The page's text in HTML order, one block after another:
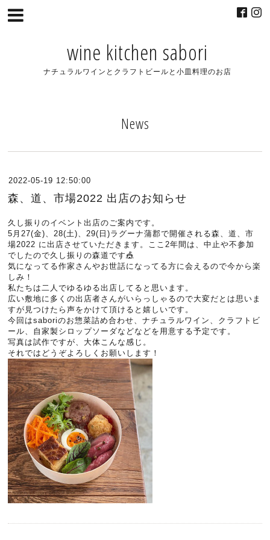
wine kitchen sabori
ナチュラルワインとクラフトビールと小皿料理のお店
News
2022-05-19 12:50:00
森、道、市場2022 出店のお知らせ
久し振りのイベント出店のご案内です。
5月27(金)、28(土)、29(日)ラグーナ蒲郡で開催される森、道、市
場2022 に出店させていただきます。ここ2年間は、中止や不参加
でしたので久し振りの森道です🎪
気になってる作家さんやお世話になってる方に会えるので今から楽
しみ！
私たちは二人でゆるゆる出店してると思います。
広い敷地に多くの出店者さんがいらっしゃるので大変だとは思いま
すが見つけたら声をかけて頂けると嬉しいです。
今回はsaboriのお惣菜詰め合わせ、ナチュラルワイン、クラフトビ
ール、自家製シロップソーダなどなどを用意する予定です。
写真は試作ですが、大体こんな感じ。
それではどうぞよろしくお願いします！